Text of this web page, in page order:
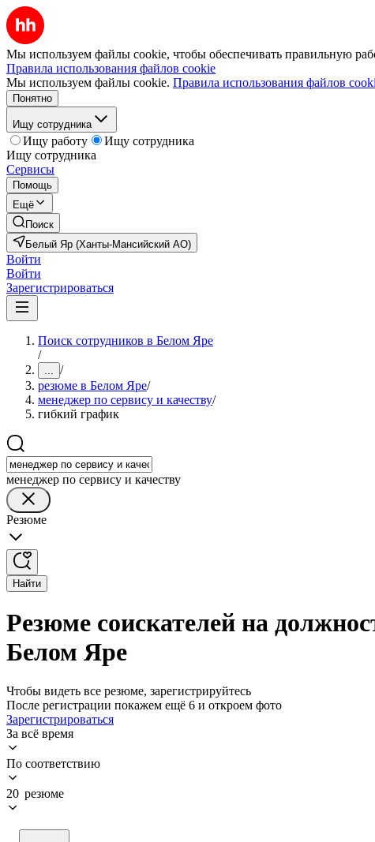
Мы используем файлы cookie, чтобы обеспечивать правильную
Правила использования файлов cookie
Мы используем файлы cookie. Правила использования файлов
Понятно
Ищу сотрудника
Ищу работу
Ищу сотрудника
Ищу сотрудника
Сервисы
Помощь
Ещё
Поиск
Белый Яр (Ханты-Мансийский АО)
Войти
Войти
Зарегистрироваться
Поиск сотрудников в Белом Яре
/
... /
резюме в Белом Яре/
менеджер по сервису и качеству/
гибкий график
менеджер по сервису и качеству
Резюме
Найти
Резюме соискателей на
Белом Яре
Чтобы видеть все резюме, зарегистрируйтесь
После регистрации покажем ещё 6 и откроем фото
Зарегистрироваться
За всё время
По соответствию
20 резюме